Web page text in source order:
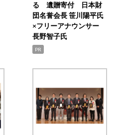
る 遺贈寄付 日本財
団名誉会長 笹川陽平氏
×フリーアナウンサー
長野智子氏
PR